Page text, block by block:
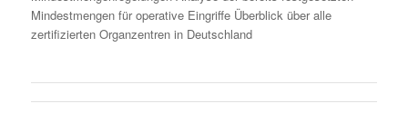
Mindestmengen für operative Eingriffe Überblick über alle
zertifizierten Organzentren in Deutschland